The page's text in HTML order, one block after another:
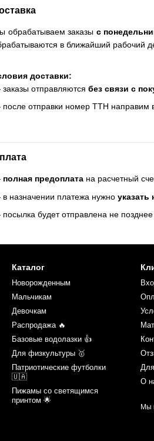
обрабатываем заказы с
в ближайший рабочий
доставки:
отправляютсябез связи с
отправки номер ТТН направим
полная предоплата на расчетный
назначении платежа нужноуказать
будет отправлена не
Каталог
Новорожденным
Мальчикам
Девочкам
Распродажа 🔥
Базовые водолазки 👍
Для физкультуры 🥇
Патриотические футболки
🇺🇦
Пижамы со светящимся
принтом 🌟
О
Мы